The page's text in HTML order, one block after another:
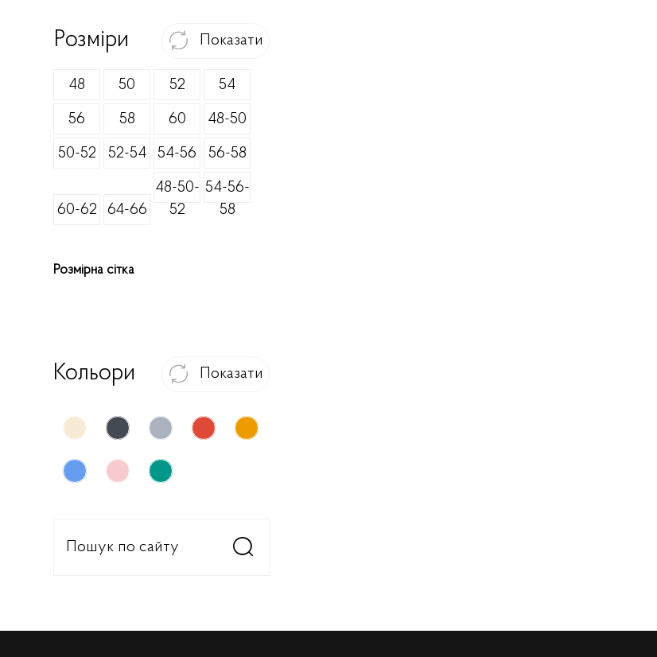
Розміри Показати
48 50 52 54
56 58 60 48-50
50-52 52-54 54-56 56-58
60-62 64-66
48-50-
52
54-56-
58
Розмірна сітка
Кольори Показати